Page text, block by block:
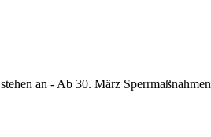
an - Ab 30. März Sperrmaßnahmen